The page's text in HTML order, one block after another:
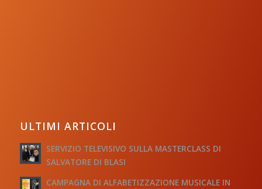
ULTIMI ARTICOLI
SERVIZIO TELEVISIVO SULLA MASTERCLASS DI
SALVATORE DI BLASI
CAMPAGNA DI ALFABETIZZAZIONE MUSICALE IN